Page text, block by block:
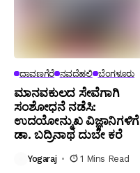
ದಾವಣಗೆರೆ ನವದೆಹಲಿ ಬೆಂಗಳೂರು
ಮಾನವಕುಲದ ಸೇವೆಗಾಗಿ
ಸಂಶೋಧನೆ ನಡೆಸಿ:
ಉದಯೋನ್ಮುಖ ವಿಜ್ಞಾನಿಗಳಿಗೆ
ಡಾ. ಬದ್ರಿನಾಥ ದುಬೇ ಕರೆ
Yogaraj 1 Mins Read